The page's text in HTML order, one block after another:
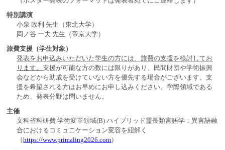
特別講演
小泉 政利 先生（東北大学）
岡ノ谷 一夫 先生（帝京大学）
旅費支援（学生対象）
発表をお申込みいただいた学生の方には、旅費の支援を検討してお
ります。支援が可能な方の数には限りがあり、民間財団や学術振興
会などから助成を受けていない方を優先する場合がございます。支
援を希望される方はお早めにお申し込みください。学際領域である
ため、発表分野は問いません。
主催
文科省科研費 学術変革領域(B) ハイブリッド霊長類言語学：異言語融
合におけるコミュニケーション変容を紐解く
（https://www.primaling2026.com）